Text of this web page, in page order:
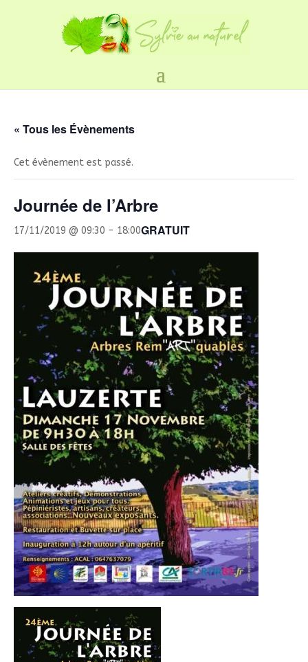
« Tous les Évènements
Cet évènement est passé.
Journée de l’Arbre
17/11/2019 @ 09:30 - 18:00GRATUIT